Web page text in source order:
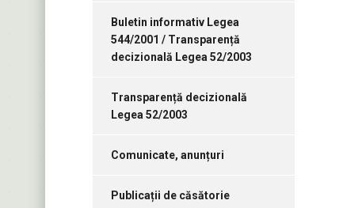
Buletin informativ Legea
544/2001 / Transparență
decizională Legea 52/2003
Transparență decizională
Legea 52/2003
Comunicate, anunțuri
Publicații de căsătorie